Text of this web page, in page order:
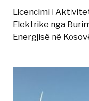
Licencimi i
Elektrike nga
Energjisë në